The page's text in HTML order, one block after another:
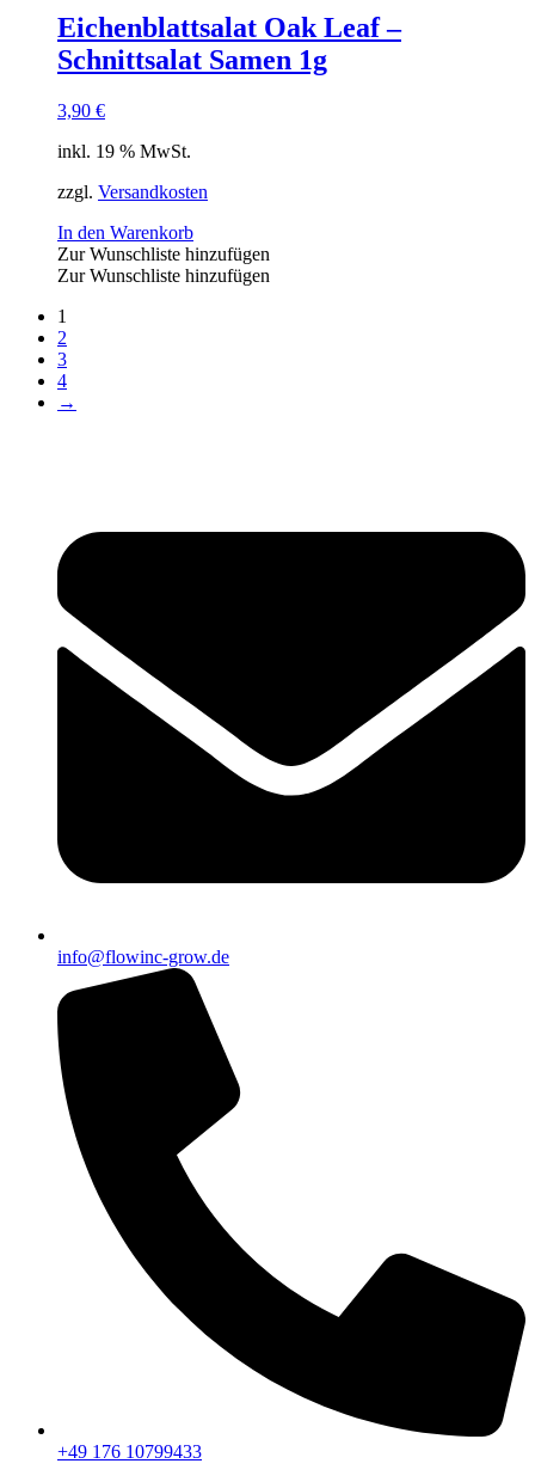
Eichenblattsalat Oak Leaf –
Schnittsalat Samen 1g
3,90 €
inkl. 19 % MwSt.
zzgl. Versandkosten
In den Warenkorb
Zur Wunschliste hinzufügen
Zur Wunschliste hinzufügen
1
2
3
4
→
info@flowinc-grow.de
+49 176 10799433